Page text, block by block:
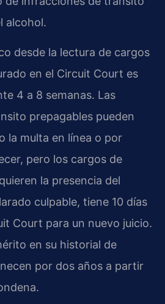
alcohol.
desde la lectura de cargos
en el Circuit Court es
4 a 8 semanas. Las
prepagables pueden
la multa en línea o por
pero los cargos de
la presencia del
culpable, tiene 10 días
Court para un nuevo juicio.
en su historial de
por dos años a partir